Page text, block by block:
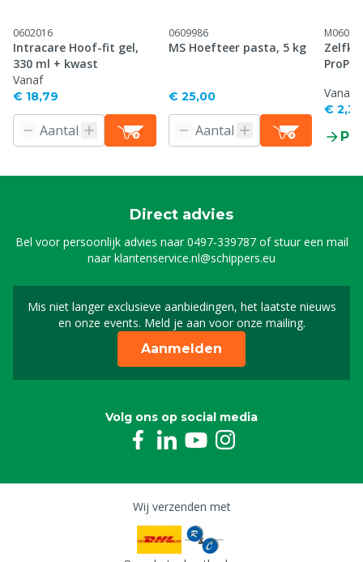
0602016
Intracare Hoof-fit gel,
330 ml + kwast
Vanaf
€ 18,79
0609986
MS Hoefteer pasta, 5 kg
€ 25,00
Vanaf
€ 2,39
Direct advies
Bel voor persoonlijk advies naar0497-339787of stuur een mail
naarklantenservice.nl@schippers.eu
Mis niet langer exclusieve aanbiedingen, het laatste nieuws
en onze events. Meld je aan voor onze mailing.
Schrijf je in voor onze
Aanmelden
Volg ons op social media
Wij verzenden met